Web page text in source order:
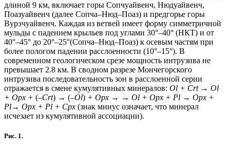
длиной 9 км, включает горы Сопчуайвенч, Нюдуайвенч,
Поазуайвенч (далее Сопча–Нюд–Поаз) и предгорье горы
Вурэчуайвенч. Каждая из ветвей имеет форму симметричной
мульды с падением крыльев под углами 30°–40° (НКТ) и от
40°–45° до 20°–25°(Сопча–Нюд–Поаз) к осевым частям при
более пологом падении расслоенности (10°–15°). В
современном геологическом срезе мощность интрузива не
превышает 2.8 км. В сводном разрезе Мончегорского
интрузива последовательность зон в расслоенной серии
отражается в смене кумулятивных минералов: Ol + Crt → Ol
+ Opx + (–Crt) → (–Ol) + Opx → → Ol + Opx + Pl → Opx +
Pl→ Opx + Pl + Cpx (знак минус означает, что минерал
исчезает из кумулятивной ассоциации).
Рис. 1.